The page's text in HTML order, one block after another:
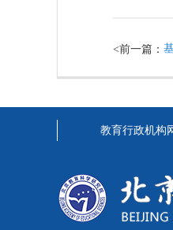
<前一篇：
教育行政机构